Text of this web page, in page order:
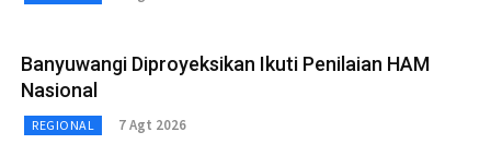
Banyuwangi Diproyeksikan Ikuti Penilaian HAM
Nasional
REGIONAL 7 Agt 2026